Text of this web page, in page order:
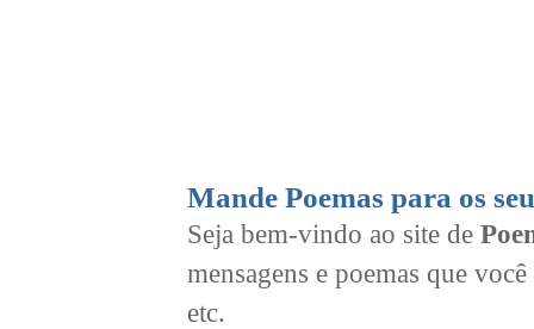
Mande Poemas para os
Seja bem-vindo ao site de
mensagens e poemas que
etc.